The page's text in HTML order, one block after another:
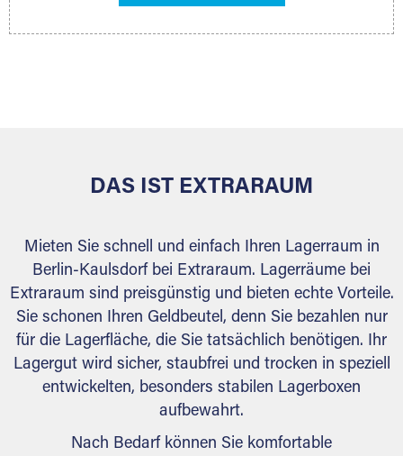
Ihr Lagergut wird bei Ihrem Extraraum Partner
DAS IST EXTRARAUM
Mieten Sie schnell und einfach Ihren Lagerraum in
Berlin-Kaulsdorf bei Extraraum. Lagerräume bei
Extraraum sind preisgünstig und bieten echte Vorteile.
Sie schonen Ihren Geldbeutel, denn Sie bezahlen nur
für die Lagerfläche, die Sie tatsächlich benötigen. Ihr
Lagergut wird sicher, staubfrei und trocken in speziell
entwickelten, besonders stabilen Lagerboxen
aufbewahrt.
Nach Bedarf können Sie komfortable